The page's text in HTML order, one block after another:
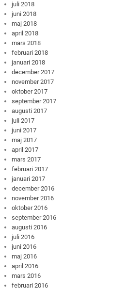
juli 2018
juni 2018
maj 2018
april 2018
mars 2018
februari 2018
januari 2018
december 2017
november 2017
oktober 2017
september 2017
augusti 2017
juli 2017
juni 2017
maj 2017
april 2017
mars 2017
februari 2017
januari 2017
december 2016
november 2016
oktober 2016
september 2016
augusti 2016
juli 2016
juni 2016
maj 2016
april 2016
mars 2016
februari 2016